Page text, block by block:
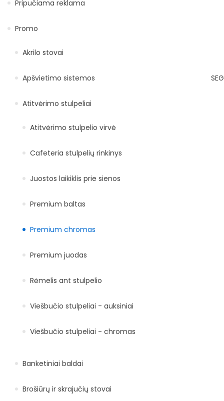
Pripučiama reklama
Promo
Akrilo stovai
Apšvietimo sistemos SEG
Atitvėrimo stulpeliai
Atitvėrimo stulpelio virvė
Cafeteria stulpelių rinkinys
Juostos laikiklis prie sienos
Premium baltas
Premium chromas
Premium juodas
Rėmelis ant stulpelio
Viešbučio stulpeliai - auksiniai
Viešbučio stulpeliai - chromas
Banketiniai baldai
Brošiūrų ir skrajučių stovai